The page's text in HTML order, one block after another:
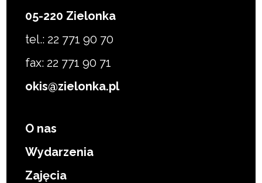
05-220 Zielonka
tel.: 22 771 90 70
fax: 22 771 90 71
okis@zielonka.pl
O nas
Wydarzenia
Zajęcia